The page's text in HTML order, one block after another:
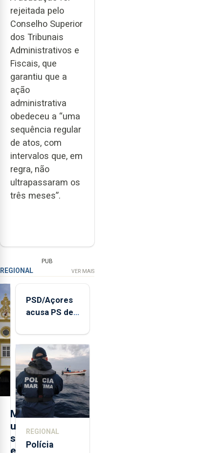
rejeitada pelo
Conselho Superior
dos Tribunais
Administrativos e
Fiscais, que
garantiu que a
ação
administrativa
obedeceu a “uma
sequência regular
de atos, com
intervalos que, em
regra, não
ultrapassaram os
três meses”.
PUB
REGIONAL VER MAIS
M
u
s
PSD/Açores
acusa PS de
contraditória"
sobre
evolução
turística
REGIONAL
Polícia